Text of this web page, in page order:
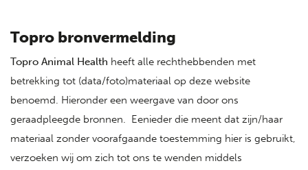
Topro bronvermelding
Topro Animal Health heeft alle rechthebbenden met
betrekking tot (data/foto)materiaal op deze website
benoemd. Hieronder een weergave van door ons
geraadpleegde bronnen. Eenieder die meent dat zijn/haar
materiaal zonder voorafgaande toestemming hier is gebruikt,
verzoeken wij om zich tot ons te wenden middels